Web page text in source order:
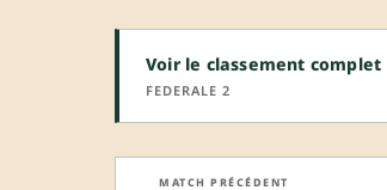
Voir le classement complet
FEDERALE 2
MATCH PRÉCÉDENT